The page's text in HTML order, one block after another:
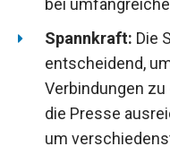
bei
Spannkraft: Die
entscheidend,
Verbindungen
die Presse
um